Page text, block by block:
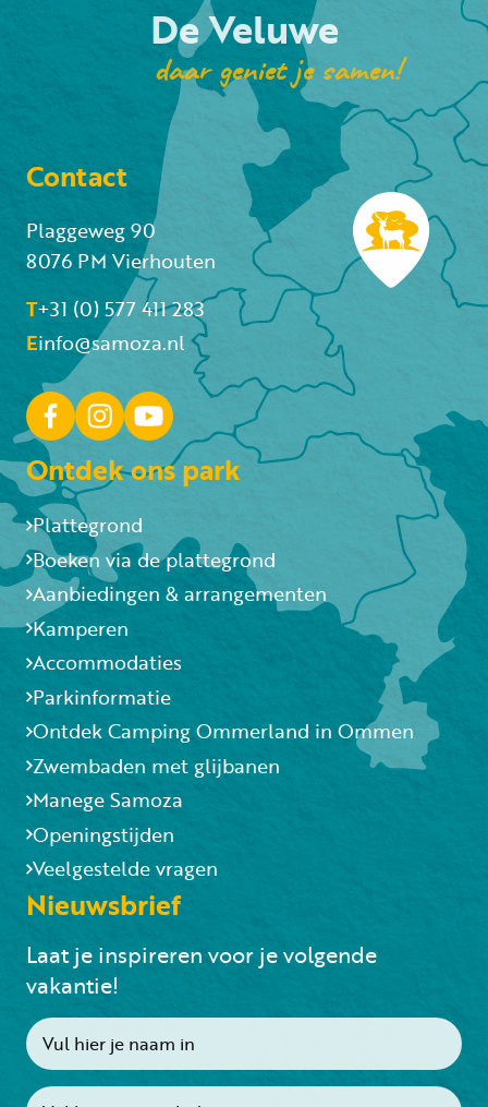
De Veluwe
daar geniet je samen!
Contact
Plaggeweg 90
8076 PM Vierhouten
T+31 (0) 577 411 283
Einfo@samoza.nl
Ontdek ons park
Plattegrond
Boeken via de plattegrond
Aanbiedingen & arrangementen
Kamperen
Accommodaties
Parkinformatie
Ontdek Camping Ommerland in Ommen
Zwembaden met glijbanen
Manege Samoza
Openingstijden
Veelgestelde vragen
Nieuwsbrief
Laat je inspireren voor je volgende
vakantie!